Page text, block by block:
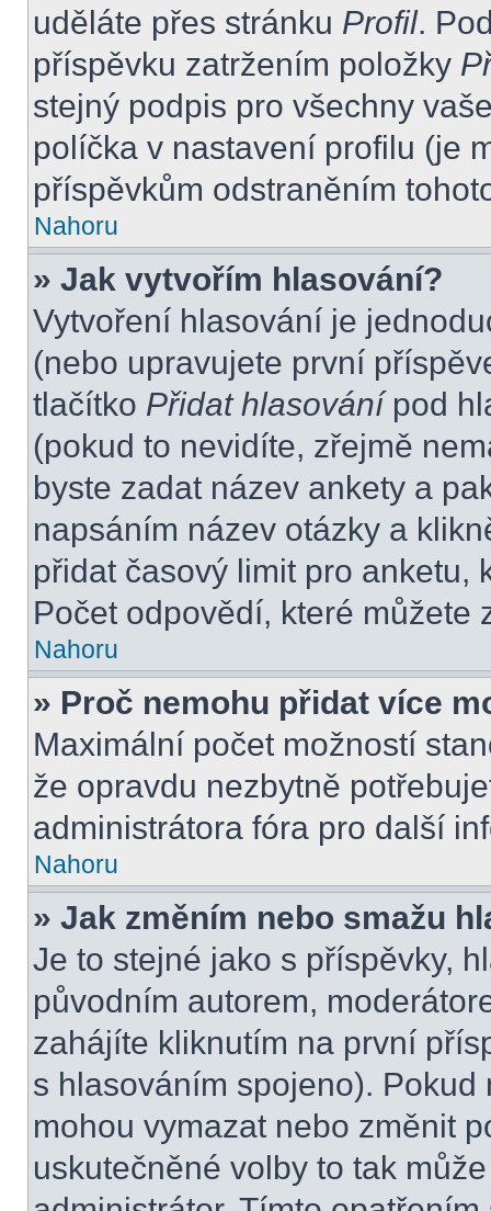
uděláte přes stránku Profil.
příspěvku zatržením položky
stejný podpis pro všechny
políčka v nastavení profilu (je
příspěvkům odstraněním
Nahoru
» Jak vytvořím hlasování?
Vytvoření hlasování je
(nebo upravujete první
tlačítko Přidat hlasovánípod
(pokud to nevidíte, zřejmě
byste zadat název ankety a
napsáním název otázky a
přidat časový limit pro anketu,
Počet odpovědí, které můžete
Nahoru
» Proč nemohu přidat více
Maximální počet možností
že opravdu nezbytně
administrátora fóra pro další
Nahoru
» Jak změním nebo smažu
Je to stejné jako s příspěvky,
původním autorem,
zahájíte kliknutím na první
s hlasováním spojeno).
mohou vymazat nebo změnit
uskutečněné volby to tak